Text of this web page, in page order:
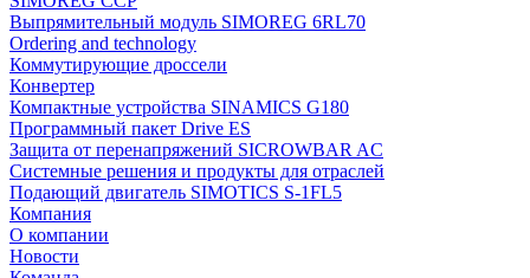
Выпрямительный модуль SIMOREG 6RL70
Ordering and technology
Коммутирующие дроссели
Конвертер
Компактные устройства SINAMICS G180
Программный пакет Drive ES
Защита от перенапряжений SICROWBAR AC
Системные решения и продукты для отраслей
Подающий двигатель SIMOTICS S-1FL5
Компания
О компании
Новости